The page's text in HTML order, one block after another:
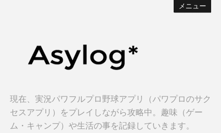
メニュー
現在、実況パワフルプロ野球アプリ（パワプロのサク
セスアプリ）をプレイしながら攻略中。趣味（ゲー
ム・キャンプ）や生活の事を記録していきます。